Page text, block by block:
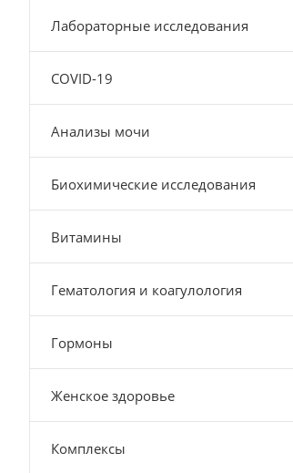
Лабораторные исследования
COVID-19
Анализы мочи
Биохимические исследования
Витамины
Гематология и коагулология
Гормоны
Женское здоровье
Комплексы